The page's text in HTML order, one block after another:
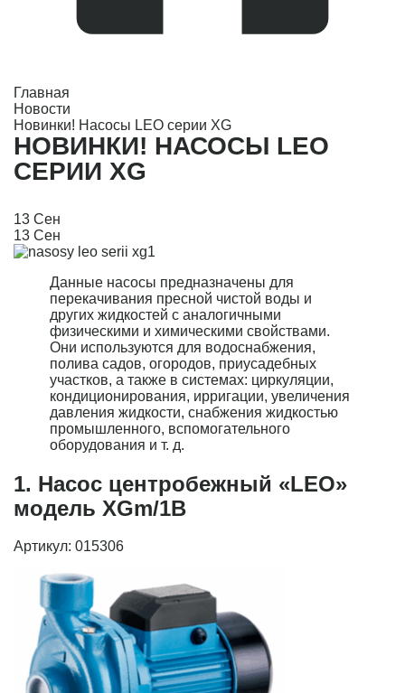
Главная
Новости
Новинки! Насосы LEO серии XG
НОВИНКИ! НАСОСЫ LEO
СЕРИИ XG
13 Сен
13 Сен
Данные насосы предназначены для
перекачивания пресной чистой воды и
других жидкостей с аналогичными
физическими и химическими свойствами.
Они используются для водоснабжения,
полива садов, огородов, приусадебных
участков, а также в системах: циркуляции,
кондиционирования, ирригации, увеличения
давления жидкости, снабжения жидкостью
промышленного, вспомогательного
оборудования и т. д.
1. Насос центробежный «LEO»
модель XGm/1B
Артикул: 015306